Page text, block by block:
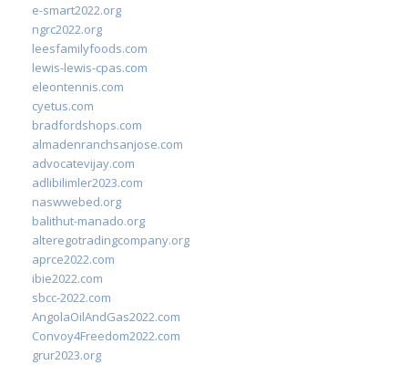
e-smart2022.org
ngrc2022.org
leesfamilyfoods.com
lewis-lewis-cpas.com
eleontennis.com
cyetus.com
bradfordshops.com
almadenranchsanjose.com
advocatevijay.com
adlibilimler2023.com
naswwebed.org
balithut-manado.org
alteregotradingcompany.org
aprce2022.com
ibie2022.com
sbcc-2022.com
AngolaOilAndGas2022.com
Convoy4Freedom2022.com
grur2023.org